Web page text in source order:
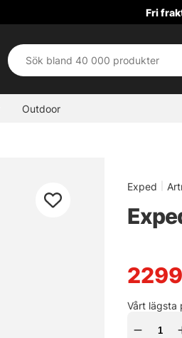
Fri
Outdoor
Exped
2299
Vårt lägsta